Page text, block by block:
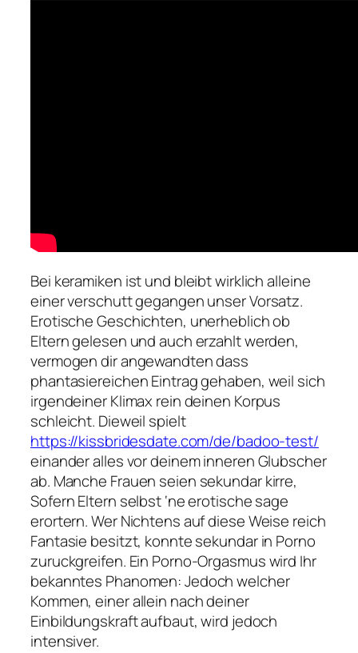
Bei keramiken ist und bleibt wirklich alleine
einer verschutt gegangen unser Vorsatz.
Erotische Geschichten, unerheblich ob
Eltern gelesen und auch erzahlt werden,
vermogen dir angewandten dass
phantasiereichen Eintrag gehaben, weil sich
irgendeiner Klimax rein deinen Korpus
schleicht. Dieweil spielt
https://kissbridesdate.com/de/badoo-test/
einander alles vor deinem inneren Glubscher
ab. Manche Frauen seien sekundar kirre,
Sofern Eltern selbst ‘ne erotische sage
erortern. Wer Nichtens auf diese Weise reich
Fantasie besitzt, konnte sekundar in Porno
zuruckgreifen. Ein Porno-Orgasmus wird Ihr
bekanntes Phanomen: Jedoch welcher
Kommen, einer allein nach deiner
Einbildungskraft aufbaut, wird jedoch
intensiver.